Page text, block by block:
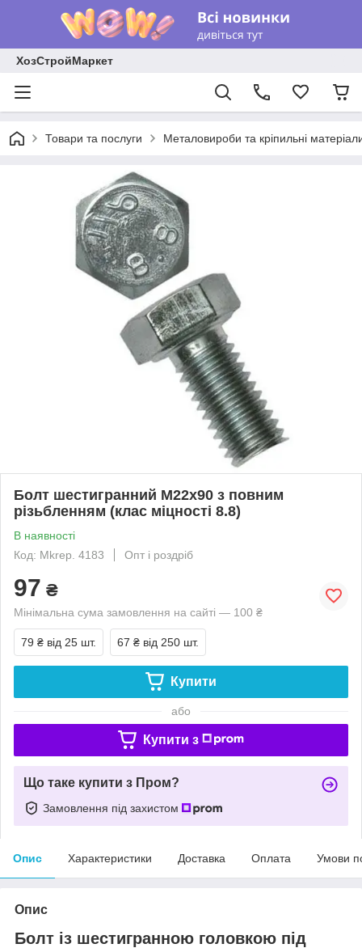
ХозСтройМаркет
Товари та послуги Металовироби та кріпильні
Болт шестигранний М22х90 з повним
різьбленням (клас міцності 8.8)
В наявності
Код: Mkrep. 4183
Опт і роздріб
97 ₴
Мінімальна сума замовлення на сайті — 100 ₴
79 ₴ від 25 шт. 67 ₴ від 250 шт.
Купити
або
Купити з
Що таке купити з Пром?
Замовлення під захистом
Опис Характеристики Доставка Оплата Умови
Опис
Болт із шестигранною головкою під